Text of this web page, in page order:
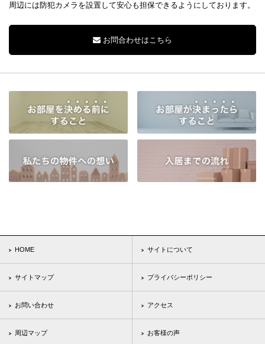
周辺には防犯カメラを設置して安心も担保できるようにしております。
お問合わせはこちら
HOME サイトについて
サイトマップ プライバシーポリシー
お問い合わせ アクセス
周辺マップ お客様の声